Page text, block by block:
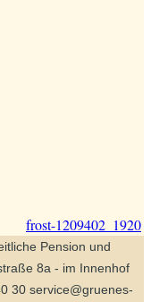
frost-1209402_1920
Pension und
8a - im Innenhof
30 service@gruenes-